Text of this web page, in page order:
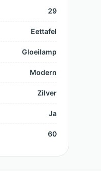
29
Eettafel
Gloeilamp
Modern
Zilver
Ja
60